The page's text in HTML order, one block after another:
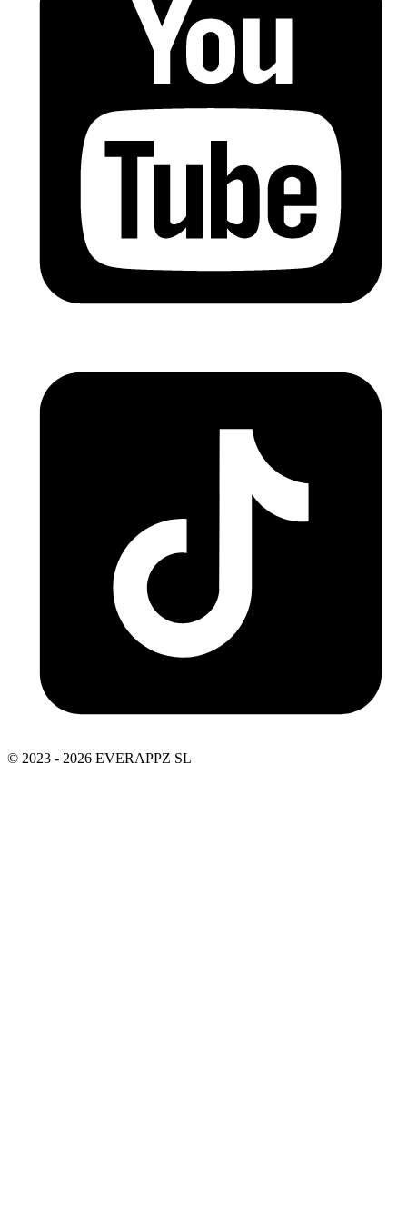
© 2023 - 2026 EVERAPPZ SL